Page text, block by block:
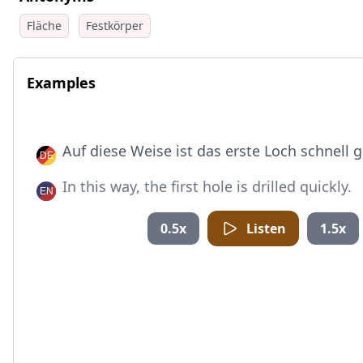
Fläche Festkörper
Examples
Auf diese Weise ist das erste Loch schnell
In this way, the first hole is drilled quickly.
0.5x Listen 1.5x